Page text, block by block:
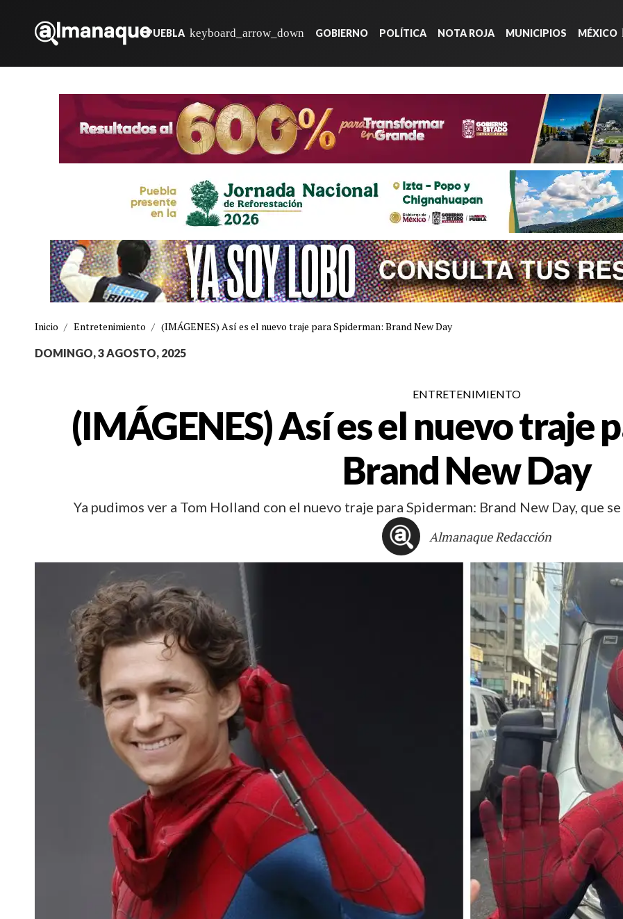
PUEBLA GOBIERNO POLÍTICA NOTA ROJA MUNICIPIOS MÉXICO
Inicio / Entretenimiento / (IMÁGENES) Así es el nuevo traje para Spiderman: Brand New Day
DOMINGO, 3 AGOSTO, 2025
ENTRETENIMIENTO
(IMÁGENES) Así es el nuevo traje
Brand New Day
Ya pudimos ver a Tom Holland con el nuevo traje para Spiderman: Brand New Day, que
Almanaque Redacción